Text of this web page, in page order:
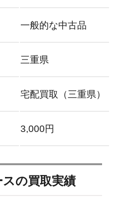
一般的な中古品
三重県
宅配買取（三重県）
3,000円
の買取実績